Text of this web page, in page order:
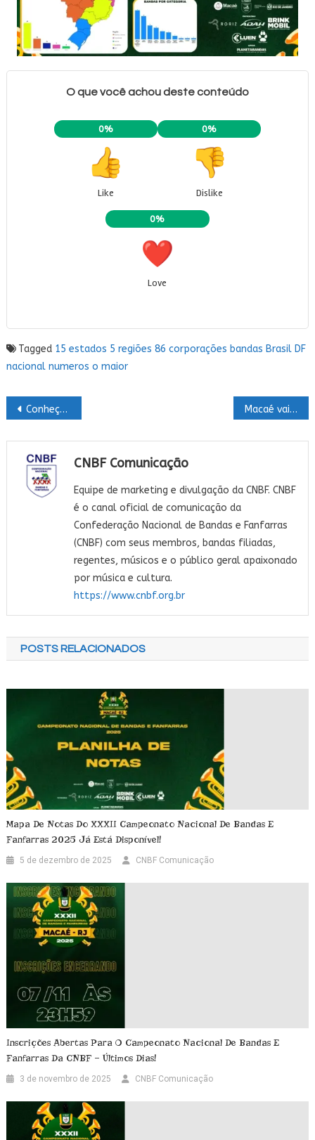
O que você achou deste conteúdo
0%
Like
0%
Dislike
0%
Love
Tagged 15 estados 5 regiões 86 corporações bandas Brasil DF
nacional numeros o maior
Navegação
Post
Conheça o local do XXXII Campeonato Nacional de Bandas e Fanfarras da CNBF Macaé vai vibrar: a lista de participantes e a programação do XXXII Campeonato Nacional já estão publicadas!
CNBF Comunicação
Equipe de marketing e divulgação da CNBF. CNBF
é o canal oficial de comunicação da
Confederação Nacional de Bandas e Fanfarras
(CNBF) com seus membros, bandas filiadas,
regentes, músicos e o público geral apaixonado
por música e cultura.
https://www.cnbf.org.br
POSTS RELACIONADOS
Mapa De Notas Do XXXII Campeonato Nacional De Bandas E
Fanfarras 2025 Já Está Disponível!
5 de dezembro de 2025 CNBF Comunicação
Inscrições Abertas Para O Campeonato Nacional De Bandas E
Fanfarras Da CNBF – Últimos Dias!
3 de novembro de 2025 CNBF Comunicação